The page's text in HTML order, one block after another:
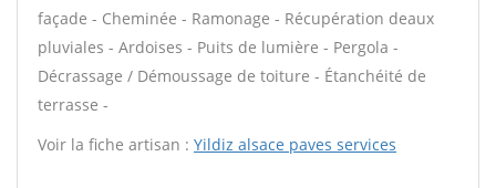
façade - Cheminée - Ramonage - Récupération deaux
pluviales - Ardoises - Puits de lumière - Pergola -
Décrassage / Démoussage de toiture - Étanchéité de
terrasse -
Voir la fiche artisan : Yildiz alsace paves services